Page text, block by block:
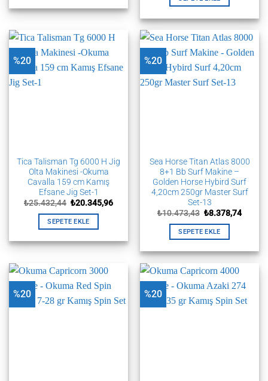
%20
Tica Talisman Tg 6000 H Jig
Olta Makinesi -Okuma
Cavalla 159 cm Kamış
Efsane Jig Set-1
₺25.432,44 Orijinal
₺25.432,44.
₺20.345,96Şu
SEPETE EKLE
%20
Sea Horse Titan Atlas 8000
8+1 Bb Surf Makine –
Golden Horse Hybird Surf
4,20cm 250gr Master Surf
Set-13
₺10.473,43 Orijinal
₺10.473,43.
₺8.378,74Şu
SEPETE EKLE
%20 %20